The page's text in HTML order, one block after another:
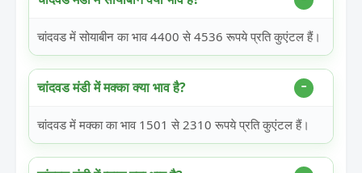
चांदवड में सोयाबीन का भाव 4400 से 4536 रूपये प्रति कुएंटल हैं।
चांदवड मंडी में मक्का क्या भाव है?
चांदवड में मक्का का भाव 1501 से 2310 रूपये प्रति कुएंटल हैं।